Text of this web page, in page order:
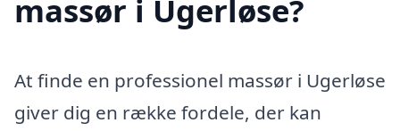
massør i Ugerløse?
At finde en professionel massør i Ugerløse
giver dig en række fordele, der kan